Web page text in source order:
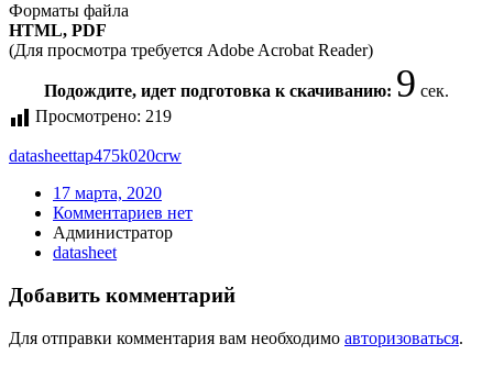
Форматы файла
HTML, PDF
(Для просмотра требуется Adobe Acrobat Reader)
Подождите, идет подготовка к скачиванию: 9 сек.
Просмотрено: 219
datasheettap475k020crw
17 марта, 2020
Комментариев нет
Администратор
datasheet
Добавить комментарий
Для отправки комментария вам необходимо авторизоваться.